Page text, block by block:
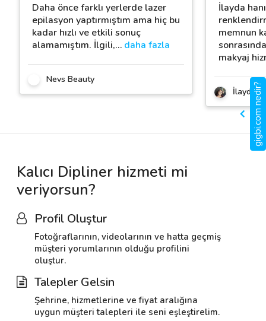
Daha önce farklı yerlerde lazer
epilasyon yaptırmıştım ama hiç bu
kadar hızlı ve etkili sonuç
alamamıştım. İlgili,… daha fazla
Nevs Beauty
İlayda
memnun
makyaj
İlayda
Kalıcı Dipliner hizmeti mi
veriyorsun?
Profil Oluştur
Fotoğraflarının, videolarının ve hatta geçmiş
müşteri yorumlarının olduğu profilini
oluştur.
Talepler Gelsin
Şehrine, hizmetlerine ve fiyat aralığına
uygun müşteri talepleri ile seni eşleştirelim.
gigbi.com nedir?